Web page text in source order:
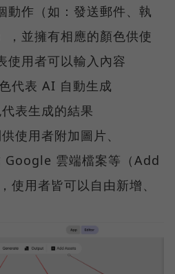
動作（如：發送郵件、執
，並擁有相應的顏色供使
使用者可以輸入內容
代表 AI 自動生成
表生成的結果
使用者附加圖片、
Google 雲端檔案等（Add
使用者皆可以自由新增、